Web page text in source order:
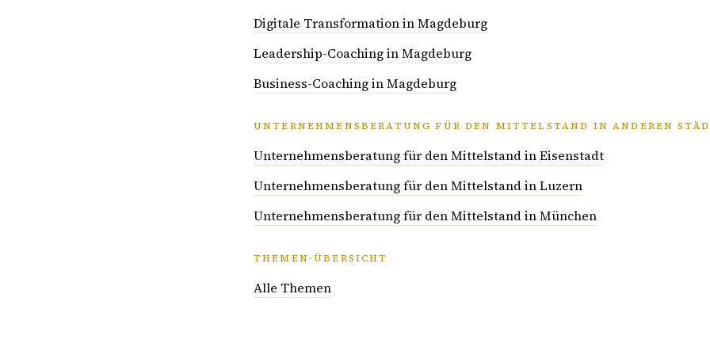
Digitale Transformation in Magdeburg
Leadership-Coaching in Magdeburg
Business-Coaching in Magdeburg
UNTERNEHMENSBERATUNG FÜR DEN MITTELSTAND IN ANDEREN
Unternehmensberatung für den Mittelstand in Eisenstadt
Unternehmensberatung für den Mittelstand in Luzern
Unternehmensberatung für den Mittelstand in München
THEMEN-ÜBERSICHT
Alle Themen